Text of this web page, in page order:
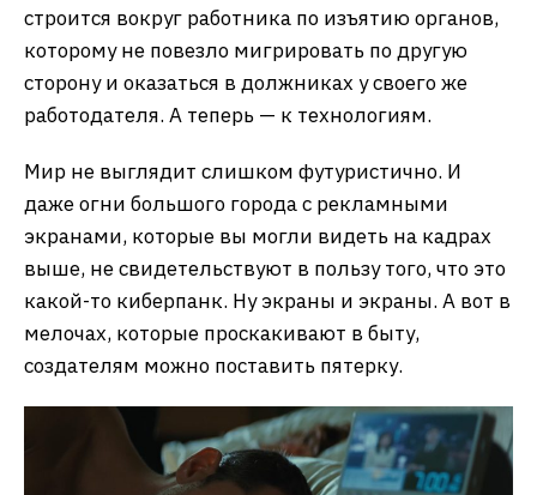
строится вокруг работника по изъятию органов,
которому не повезло мигрировать по другую
сторону и оказаться в должниках у своего же
работодателя. А теперь — к технологиям.
Мир не выглядит слишком футуристично. И
даже огни большого города с рекламными
экранами, которые вы могли видеть на кадрах
выше, не свидетельствуют в пользу того, что это
какой-то киберпанк. Ну экраны и экраны. А вот в
мелочах, которые проскакивают в быту,
создателям можно поставить пятерку.